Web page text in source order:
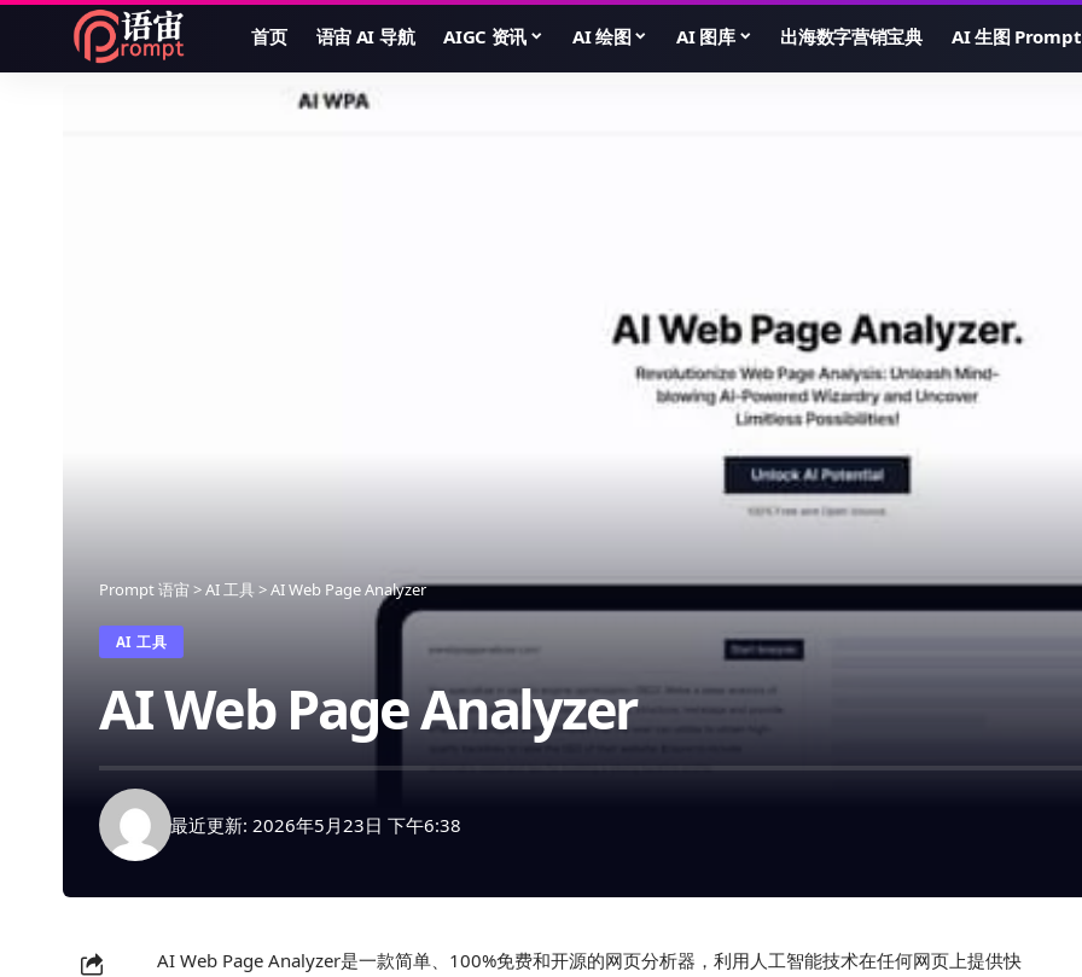
首页 语宙 AI 导航 AIGC 资讯 AI 绘图 AI 图库 出海数字营销宝典 AI 生图 Prompt
Prompt 语宙>AI 工具>AI Web Page Analyzer
AI 工具
AI Web Page Analyzer
最近更新: 2026年5月23日 下午6:38
AI Web Page Analyzer是一款简单、100%免费和开源的网页分析器，利用人工智能技术在任何网页上提供快